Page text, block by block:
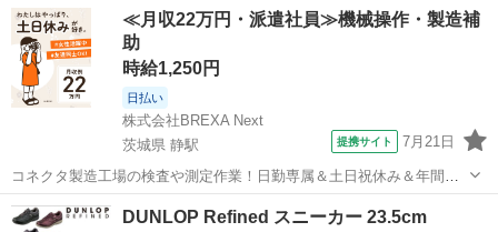
≪月収22万円・派遣社員≫機械操作・製造補
助
時給1,250円
日払い
株式会社BREXA Next
茨城県 静駅
提携サイト 7月21日
コネクタ製造工場の検査や測定作業！日勤専属＆土日祝休み＆年間休
日128日★クリーンルーム内作業★マイカー通勤OK＆無料駐車場あり
★就業先食堂利用可！日払い制度あり！《茨城県常陸大宮市》 人気の
茨城 常陸大宮市
DUNLOP Refined スニーカー 23.5cm